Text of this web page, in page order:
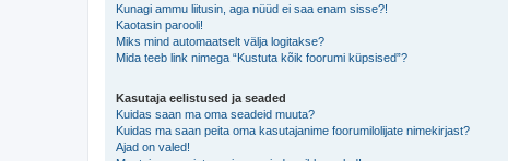
Kunagi ammu liitusin, aga nüüd ei saa enam sisse?!
Kaotasin parooli!
Miks mind automaatselt välja logitakse?
Mida teeb link nimega “Kustuta kõik foorumi küpsised”?
Kasutaja eelistused ja seaded
Kuidas saan ma oma seadeid muuta?
Kuidas ma saan peita oma kasutajanime foorumilolijate nimekirjast?
Ajad on valed!